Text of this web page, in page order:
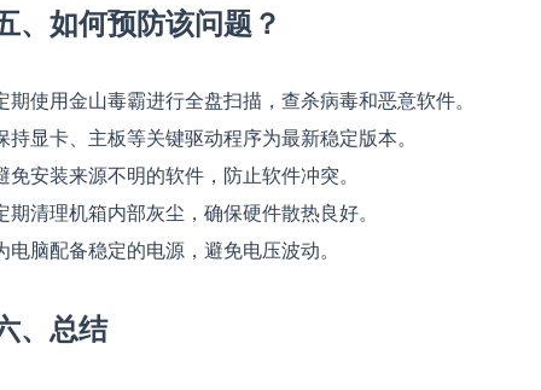
、如何预防该问题？
期使用金山毒霸进行全盘扫描，查杀病毒和恶意软件。
持显卡、主板等关键驱动程序为最新稳定版本。
免安装来源不明的软件，防止软件冲突。
期清理机箱内部灰尘，确保硬件散热良好。
电脑配备稳定的电源，避免电压波动。
、总结